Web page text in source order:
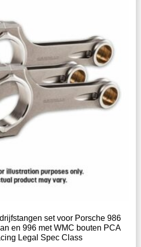
set voor Porsche 986
en 996 met WMC bouten PCA
Legal Spec Class